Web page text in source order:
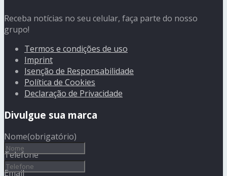
Receba notícias no seu celular, faça parte do nosso
grupo!
Termos e condições de uso
Imprint
Isenção de Responsabilidade
Política de Cookies
Declaração de Privacidade
Divulgue sua marca
Nome(obrigatório)
Telefone
Email